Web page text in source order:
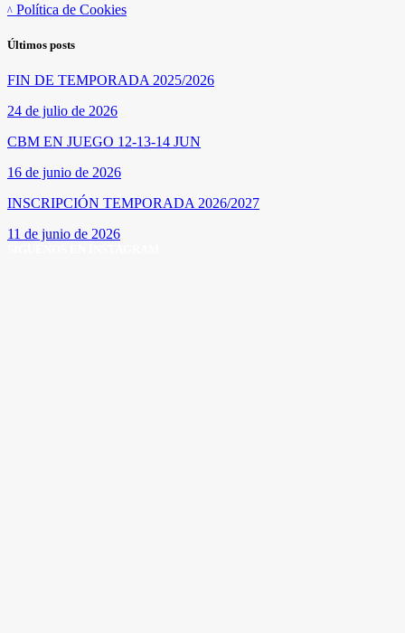
Política de Cookies
Últimos posts
FIN DE TEMPORADA 2025/2026
24 de julio de 2026
CBM EN JUEGO 12-13-14 JUN
16 de junio de 2026
INSCRIPCIÓN TEMPORADA 2026/2027
11 de junio de 2026